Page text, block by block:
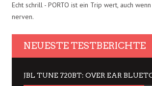
Echt schrill - PORTO ist ein Trip wert, auch
nerven.
NEUESTE TESTBERICHTE